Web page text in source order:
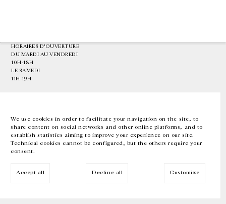
We use cookies in order to facilitate your navigation on the site, to
share content on social networks and other online platforms, and to
establish statistics aiming to improve your experience on our site.
Technical cookies cannot be configured, but the others require your
consent.
Accept all Decline all Customize
HORAIRES D'OUVERTURE
DU MARDI AU VENDREDI
10H-18H
LE SAMEDI
11H-19H
EN FR 中文 Facebook Instagram
Inscrivez-vous à notre newsletter